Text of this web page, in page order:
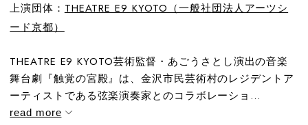
上演団体： THEATRE E9 KYOTO（一般社団法人アーツシ
ード京都）
THEATRE E9 KYOTO芸術監督・あごうさとし演出の音楽
舞台劇『触覚の宮殿』は、金沢市民芸術村のレジデントア
ーティストである弦楽演奏家とのコラボレーショ...
read more